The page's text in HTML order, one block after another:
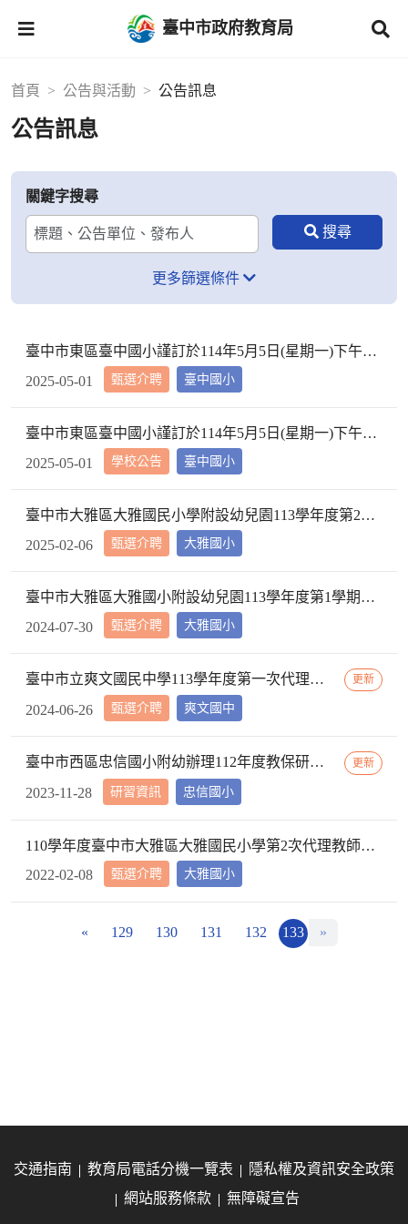
臺中市政府教育局
首頁 公告與活動 公告訊息
公告訊息
關鍵字搜尋
更多篩選條件
甄選介聘
臺中市東區臺中國小謹訂於114年5月5日(星期一)下午2時10分於本校校長室，召開教評會審查114學年度市內介聘調入本校教師資格
臺中國小
2025-05-01
學校公告
臺中市東區臺中國小謹訂於114年5月5日(星期一)下午2時10分於本校校長室，召開教評會審查114學年度市內介聘調入本校教師資格
臺中國小
2025-05-01
甄選介聘
臺中市大雅區大雅國民小學附設幼兒園113學年度第2學期【特教學生助理員】第1次甄選簡章公告
大雅國小
2025-02-06
甄選介聘
臺中市大雅區大雅國小附設幼兒園113學年度第1學期【代理教師】招考甄選錄取公告，已足額錄取，不續辦甄選作業。
大雅國小
2024-07-30
甄選介聘
臺中市立爽文國民中學113學年度第一次代理教師甄選簡章(一次公告分次招考) 更新
爽文國中
2024-06-26
研習資訊
臺中市西區忠信國小附幼辦理112年度教保研習─ 「嬰幼用藥安全~就是「藥」你好好的」，請鼓勵貴校(園)教保服務人員踴躍參加 更新
忠信國小
2023-11-28
甄選介聘
110學年度臺中市大雅區大雅國民小學第2次代理教師甄選第2次招考結果公告
大雅國小
2022-02-08
« 129 130 131 132 133 »
交通指南 教育局電話分機一覽表
隱私權及資訊安全政策
網站服務條款
無障礙宣告